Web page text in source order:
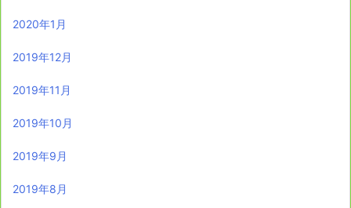
2020年1月
2019年12月
2019年11月
2019年10月
2019年9月
2019年8月